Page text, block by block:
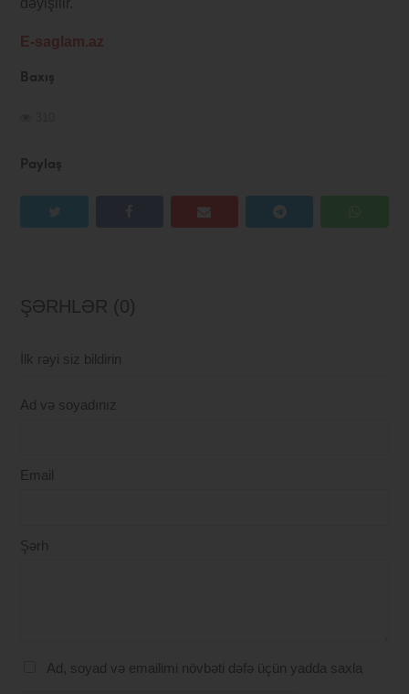
Baxış
Paylaş
E-saglam.az
ŞƏRHLƏR (0)
İlk rəyi siz bildirin
Ad və soyadınız
Email
Şərh
Ad, soyad və emailimi növbəti dəfə üçün yadda saxla